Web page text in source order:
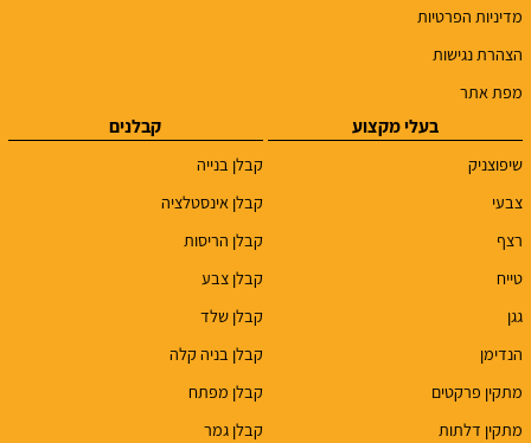
מדיניות הפרטיות
הצהרת נגישות
מפת אתר
בעלי מקצוע
שיפוצניק
צבעי
רצף
טייח
גגן
הנדימן
מתקין פרקטים
מתקין דלתות
קבלנים
קבלן בנייה
קבלן אינסטלציה
קבלן הריסות
קבלן צבע
קבלן שלד
קבלן בניה קלה
קבלן מפתח
קבלן גמר